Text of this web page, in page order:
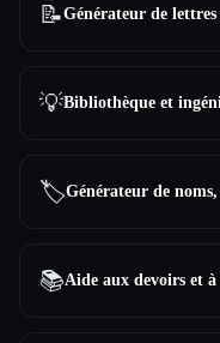
📝Générateur de
💡Bibliothèque et
🏷️Générateur de
📚Aide aux devoirs et